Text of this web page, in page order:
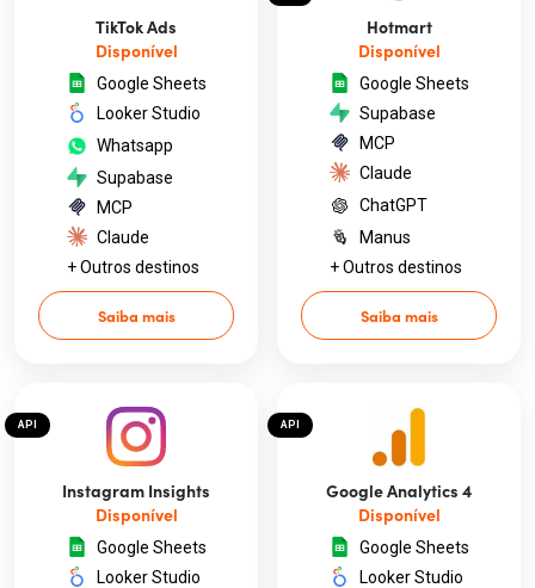
TikTok Ads
Disponível
Google Sheets
Looker Studio
Whatsapp
Supabase
MCP
Claude
+ Outros destinos
Saiba mais
Hotmart
Disponível
Google Sheets
Supabase
MCP
Claude
ChatGPT
Manus
+ Outros destinos
Saiba mais
API
Instagram Insights
Disponível
Google Sheets
Looker Studio
API
Google Analytics 4
Disponível
Google Sheets
Looker Studio